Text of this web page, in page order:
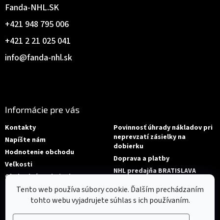
Tento web používa súbory cookie. Ďalším prechádzaním
tohto webu vyjadrujete súhlas s ich používaním.
info@fanda-nhl.sk
+421 2 21 025 041
+421 948 795 006
Fanda-NHL.SK
Informácie pre vás
Kontakty
Napíšte nám
Hodnotenie obchodu
Veľkosti
Obchodné podmienky
Povinnosť úhrady nákladov pri
neprevzatí zásielky na
dobierku
Doprava a platby
NHL predajňa BRATISLAVA
Reklamace/Výměna